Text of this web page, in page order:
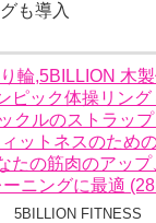
も導入
輪,5BILLION 木
ピック体操リン
クルのストラップ
ットネスのため
たの筋肉のアップ
ニングに最適
5BILLION FITNESS